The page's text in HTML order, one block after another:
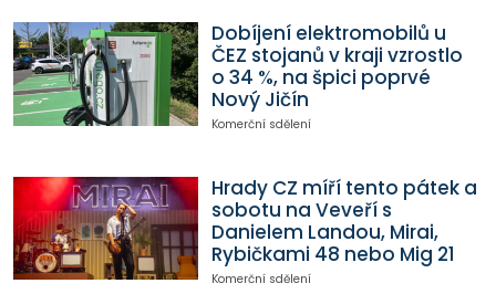
Dobíjení elektromobilů u
ČEZ stojanů v kraji vzrostlo
o 34 %, na špici poprvé
Nový Jičín
Komerční sdělení
Hrady CZ míří tento pátek a
sobotu na Veveří s
Danielem Landou, Mirai,
Rybičkami 48 nebo Mig 21
Komerční sdělení